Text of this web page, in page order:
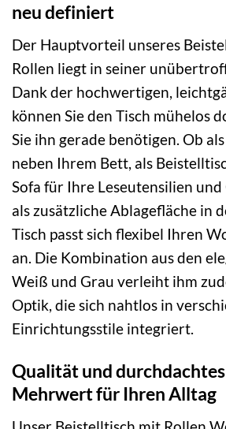
neu definiert
Der Hauptvorteil unseres
Rollen liegt in seiner
Dank der hochwertigen,
können Sie den Tisch mühelos
Sie ihn gerade benötigen. Ob
neben Ihrem Bett, als
Sofa für Ihre Leseutensilien
als zusätzliche Ablagefläche in
Tisch passt sich flexibel Ihren
an. Die Kombination aus den
Weiß und Grau verleiht ihm
Optik, die sich nahtlos in
Einrichtungsstile integriert.
Qualität und durchdachtes
Mehrwert für Ihren Alltag